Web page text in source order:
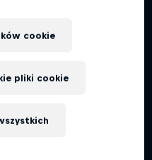
cookie
pliki cookie